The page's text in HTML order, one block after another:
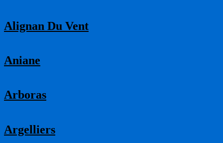
Alignan Du Vent
Aniane
Arboras
Argelliers